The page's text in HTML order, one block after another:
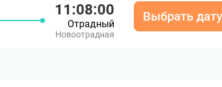
11:08:00
Отрадный
Новоотрадная
Выбрать дату